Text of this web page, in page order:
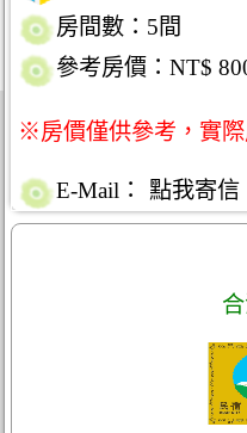
房間數：5間
參考房價：NT$
※房價僅供參考，實
E-Mail： 點我寄信